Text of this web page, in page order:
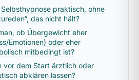
praktisch, ohne
das nicht hält?
ob Übergewicht eher
Emotionen) oder eher
mitbedingt ist?
vor dem Start ärztlich oder
abklären lassen?